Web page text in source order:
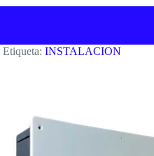
Etiqueta: INSTALACION